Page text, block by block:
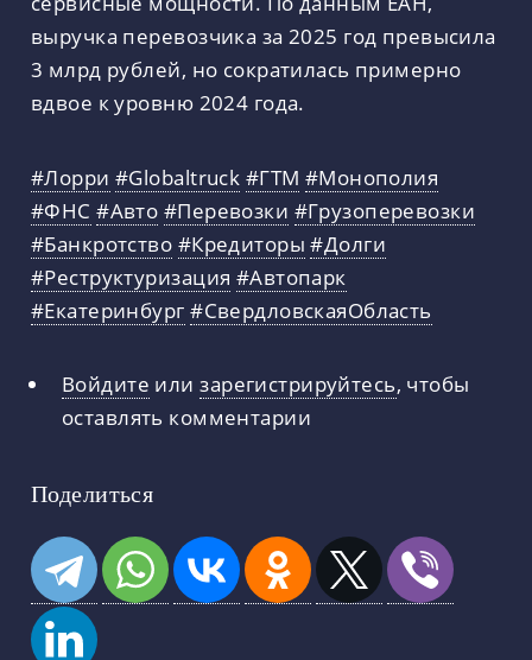
выручка перевозчика за 2025 год превысила
3 млрд рублей, но сократилась примерно
вдвое к уровню 2024 года.
#Лорри #Globaltruck #ГТМ #Монополия
#ФНС #Авто #Перевозки #Грузоперевозки
#Банкротство #Кредиторы #Долги
#Реструктуризация #Автопарк
#Екатеринбург #СвердловскаяОбласть
Войдите илизарегистрируйтесь, чтобы
оставлять комментарии
Поделиться